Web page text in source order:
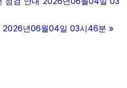
광교피부과
용인하수구막힘
2026년06월04일 03시46분 »